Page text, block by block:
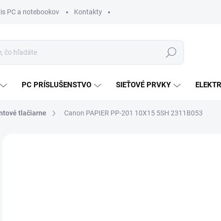
PC a notebookov Kontakty
Hľadať
PC PRÍSLUŠENSTVO SIEŤOVÉ PRVKY
tlačiarne Canon PAPIER PP-201 10X15 5SH 2311B053